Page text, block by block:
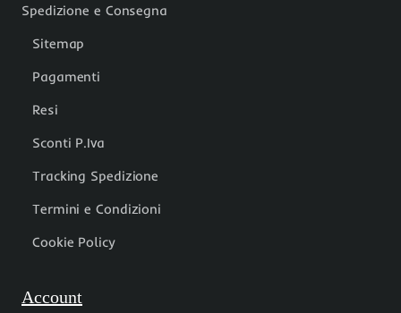
Spedizione e Consegna
Sitemap
Pagamenti
Resi
Sconti P.Iva
Tracking Spedizione
Termini e Condizioni
Cookie Policy
Account